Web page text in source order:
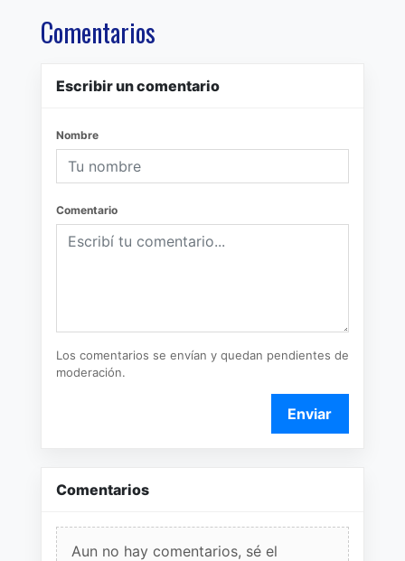
Comentarios
Escribir un comentario
Nombre
Comentario
Los comentarios se envían y quedan pendientes de
moderación.
Enviar
Comentarios
Aun no hay comentarios, sé el